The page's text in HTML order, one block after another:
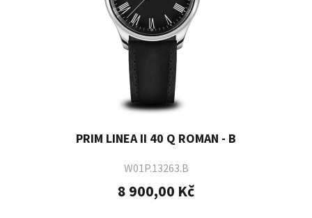
PRIM LINEA II 40 Q ROMAN - B
W01P.13263.B
8 900,00 Kč